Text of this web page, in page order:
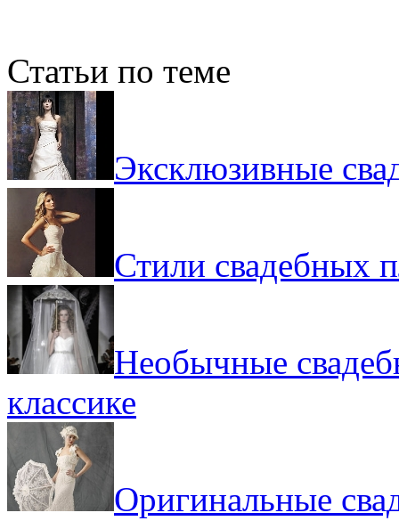
Статьи по теме
Эксклюзивные
Стили свадебных
Необычные
классике
Оригинальные